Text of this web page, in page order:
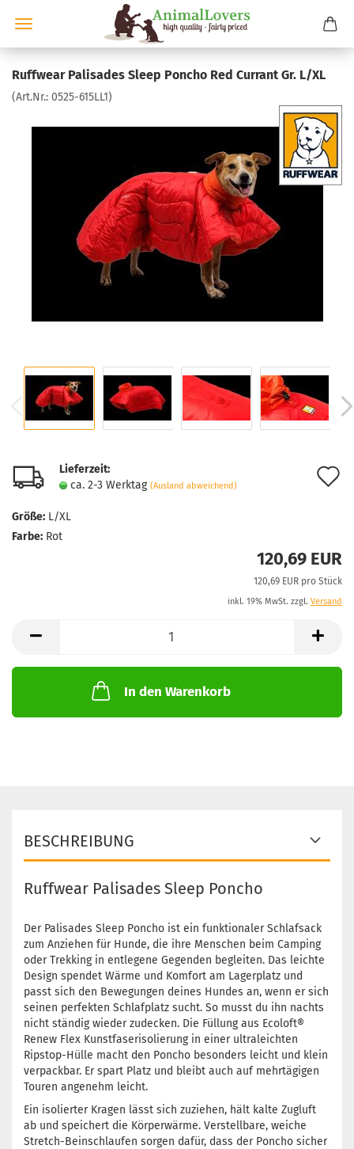
Ruffwear Palisades Sleep Poncho Red Currant Gr. L/XL
(Art.Nr.: 0525-615LL1)
Lieferzeit:
ca. 2-3 Werktag (Ausland abweichend)
Größe: L/XL
Farbe: Rot
120,69 EUR
120,69 EUR pro Stück
inkl. 19% MwSt. zzgl. Versand
In den Warenkorb
BESCHREIBUNG
Ruffwear Palisades Sleep Poncho
Der Palisades Sleep Poncho ist ein funktionaler Schlafsack
zum Anziehen für Hunde, die ihre Menschen beim Camping
oder Trekking in entlegene Gegenden begleiten. Das leichte
Design spendet Wärme und Komfort am Lagerplatz und
passt sich den Bewegungen deines Hundes an, wenn er sich
seinen perfekten Schlafplatz sucht. So musst du ihn nachts
nicht ständig wieder zudecken. Die Füllung aus Ecoloft®
Renew Flex Kunstfaserisolierung in einer ultraleichten
Ripstop-Hülle macht den Poncho besonders leicht und klein
verpackbar. Er spart Platz und bleibt auch auf mehrtägigen
Touren angenehm leicht.
Ein isolierter Kragen lässt sich zuziehen, hält kalte Zugluft
ab und speichert die Körperwärme. Verstellbare, weiche
Stretch-Beinschlaufen sorgen dafür, dass der Poncho sicher